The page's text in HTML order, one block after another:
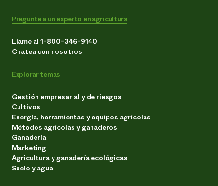
Pregunte a un experto en agricultura
Llame al 1-800-346-9140
Chatea con nosotros
Explorar temas
Gestión empresarial y de riesgos
Cultivos
Energía, herramientas y equipos agrícolas
Métodos agrícolas y ganaderos
Ganadería
Marketing
Agricultura y ganadería ecológicas
Suelo y agua